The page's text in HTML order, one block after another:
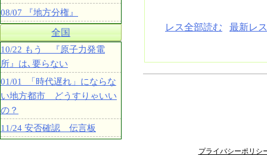
レス全部読む 最新レ
08/07 『地方分権』
全国
10/22 もう 『原子力発電
所』は､要らない
01/01 「時代遅れ」にならな
い地方都市 どうすりゃいい
の？
11/24 安否確認 伝言板
プライバシーポリシ